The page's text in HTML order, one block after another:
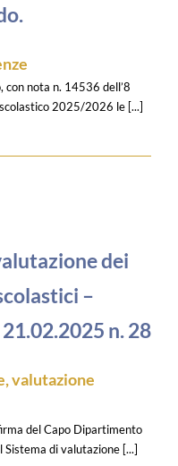
con nota n. 14536 dell’8
2025/2026 le [...]
dei
–
n. 28
,valutazione
del Capo Dipartimento
di valutazione [...]